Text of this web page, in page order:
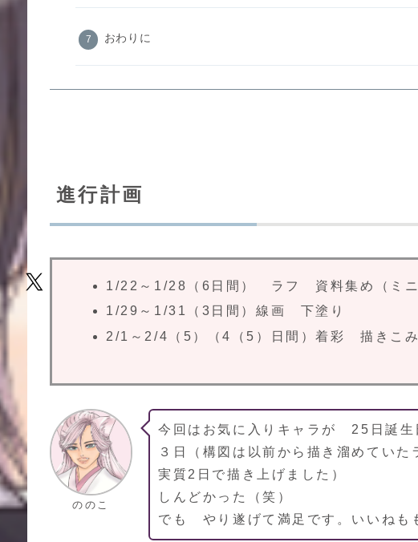
おわりに
進行計画
1/22～1/28（6日間） ラフ 資料集め（ミニ
1/29～1/31（3日間）線画 下塗り
2/1～2/4（5）（4（5）日間）着彩 描きこみ
ののこ
今回はお気に入りキャラが 25日誕生
３日（構図は以前から描き溜めていた
実質2日で描き上げました）
しんどかった（笑）
でも やり遂げて満足です。いいねも